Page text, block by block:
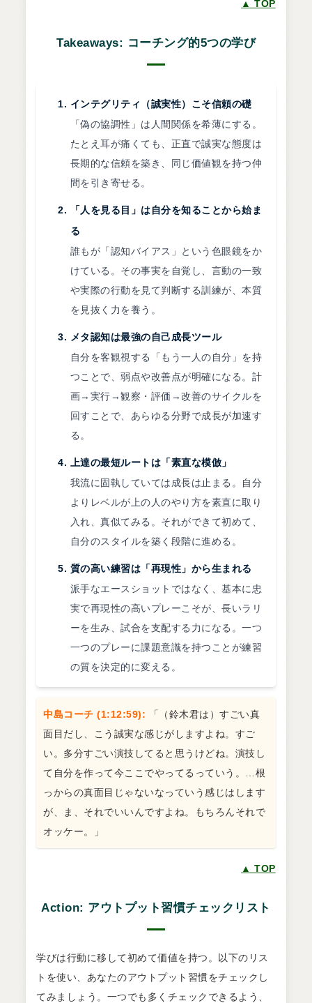
▲ TOP
Takeaways: コーチング的5つの学び
インテグリティ（誠実性）こそ信頼の礎
「偽の協調性」は人間関係を希薄にする。
たとえ耳が痛くても、正直で誠実な態度は
長期的な信頼を築き、同じ価値観を持つ仲
間を引き寄せる。
「人を見る目」は自分を知ることから始ま
る
誰もが「認知バイアス」という色眼鏡をか
けている。その事実を自覚し、言動の一致
や実際の行動を見て判断する訓練が、本質
を見抜く力を養う。
メタ認知は最強の自己成長ツール
自分を客観視する「もう一人の自分」を持
つことで、弱点や改善点が明確になる。計
画→実行→観察・評価→改善のサイクルを
回すことで、あらゆる分野で成長が加速す
る。
上達の最短ルートは「素直な模倣」
我流に固執していては成長は止まる。自分
よりレベルが上の人のやり方を素直に取り
入れ、真似てみる。それができて初めて、
自分のスタイルを築く段階に進める。
質の高い練習は「再現性」から生まれる
派手なエースショットではなく、基本に忠
実で再現性の高いプレーこそが、長いラリ
ーを生み、試合を支配する力になる。一つ
一つのプレーに課題意識を持つことが練習
の質を決定的に変える。
中島コーチ (1:12:59): 「（鈴木君は）すごい真
面目だし、こう誠実な感じがしますよね。すご
い。多分すごい演技してると思うけどね。演技し
て自分を作って今ここでやってるっていう。…根
っからの真面目じゃないなっていう感じはします
が、ま、それでいいんですよね。もちろんそれで
オッケー。」
▲ TOP
Action: アウトプット習慣チェックリスト
学びは行動に移して初めて価値を持つ。以下のリス
トを使い、あなたのアウトプット習慣をチェックし
てみましょう。一つでも多くチェックできるよう、